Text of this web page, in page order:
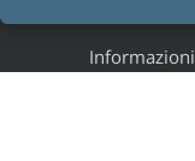
Informazioni